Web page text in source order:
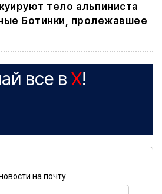
тело альпиниста
Ботинки, пролежавшее
все в X!